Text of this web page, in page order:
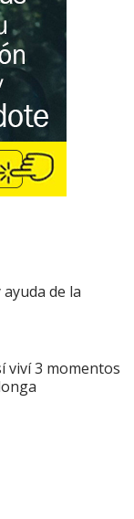
de la
viví 3 momentos